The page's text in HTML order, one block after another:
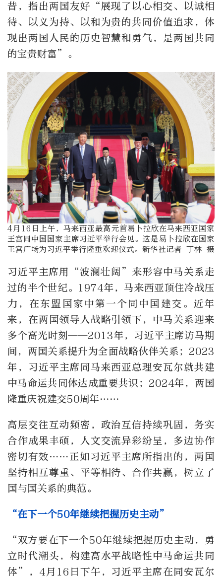
昔，指出两国友好“展现了以心相交、以诚相
待、以义为持、以和为贵的共同价值追求，体
现出两国人民的历史智慧和勇气，是两国共同
的宝贵财富”。
4月16日上午，马来西亚最高元首易卜拉欣在马来西亚国家
王宫同中国国家主席习近平举行会见。这是易卜拉欣在国家
王宫广场为习近平举行隆重欢迎仪式。新华社记者 丁林 摄
习近平主席用“波澜壮阔”来形容中马关系走
过的半个世纪。1974年，马来西亚顶住冷战压
力，在东盟国家中第一个同中国建交。近年
来，在两国领导人战略引领下，中马关系迎来
多个高光时刻——2013年，习近平主席访马期
间，两国关系提升为全面战略伙伴关系；2023
年，习近平主席同马来西亚总理安瓦尔就共建
中马命运共同体达成重要共识；2024年，两国
隆重庆祝建交50周年……
高层交往互动频密，政治互信持续巩固，务实
合作成果丰硕，人文交流异彩纷呈，多边协作
密切有效……正如习近平主席所指出的，两国
坚持相互尊重、平等相待、合作共赢，树立了
国与国关系的典范。
“在下一个50年继续把握历史主动”
“双方要在下一个50年继续把握历史主动，勇
立时代潮头，构建高水平战略性中马命运共同
体”，4月16日下午，习近平主席在同安瓦尔